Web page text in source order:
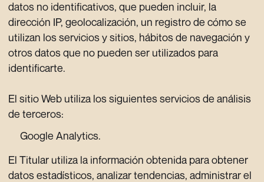
datos no identificativos, que pueden incluir, la
dirección IP, geolocalización, un registro de cómo se
utilizan los servicios y sitios, hábitos de navegación y
otros datos que no pueden ser utilizados para
identificarte.
El sitio Web utiliza los siguientes servicios de análisis
de terceros:
Google Analytics.
El Titular utiliza la información obtenida para obtener
datos estadísticos, analizar tendencias, administrar el